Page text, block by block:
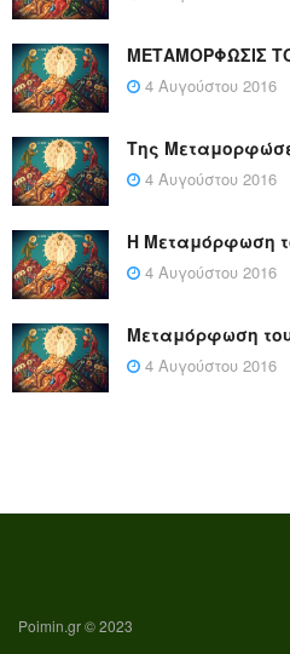
ΜΕΤΑΜΟΡΦΩΣΙΣ
4 Αυγούστου 2016
Της
4 Αυγούστου 2016
Η Μεταμόρφωση
4 Αυγούστου 2016
Μεταμόρφωση
4 Αυγούστου 2016
Poimin.gr © 2023